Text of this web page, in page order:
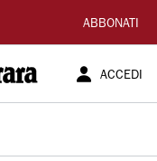
ABBONATI
ACCEDI